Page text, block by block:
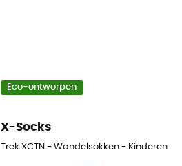
Eco-ontworpen
X-Socks
Trek XCTN - Wandelsokken - Kinderen